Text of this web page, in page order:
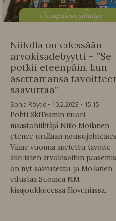
Kaupallinen yhteistyö
Niilolla on edessään
arvokisadebyytti – ”Se
potkii eteenpäin, kun
asettamansa
saavuttaa”
Sonja Röytiö 10.2.2023
15:15
Pohti SkiTeamin nuori
maastohiihtäjä Niilo Moilanen
etenee urallaan
Viime vuonna asetettu tavoite
aikuisten arvokisoihin
on nyt saavutettu, ja Moilanen
edustaa Suomea MM-
kisajoukkueessa Sloveniassa.